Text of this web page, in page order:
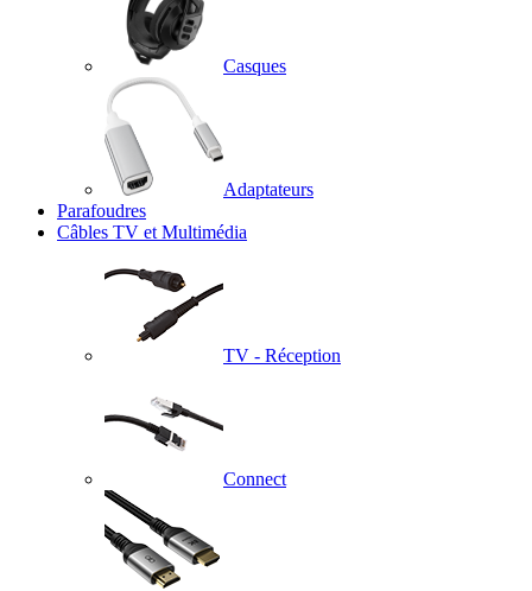
Casques
Adaptateurs
Parafoudres
Câbles TV et Multimédia
TV - Réception
Connect